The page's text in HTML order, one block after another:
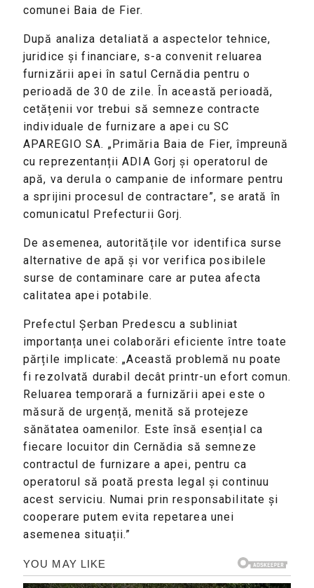
comunei Baia de Fier.
După analiza detaliată a aspectelor tehnice,
juridice și financiare, s-a convenit reluarea
furnizării apei în satul Cernădia pentru o
perioadă de 30 de zile. În această perioadă,
cetățenii vor trebui să semneze contracte
individuale de furnizare a apei cu SC
APAREGIO SA. „Primăria Baia de Fier, împreună
cu reprezentanții ADIA Gorj și operatorul de
apă, va derula o campanie de informare pentru
a sprijini procesul de contractare”, se arată în
comunicatul Prefecturii Gorj.
De asemenea, autoritățile vor identifica surse
alternative de apă și vor verifica posibilele
surse de contaminare care ar putea afecta
calitatea apei potabile.
Prefectul Șerban Predescu a subliniat
importanța unei colaborări eficiente între toate
părțile implicate: „Această problemă nu poate
fi rezolvată durabil decât printr-un efort comun.
Reluarea temporară a furnizării apei este o
măsură de urgență, menită să protejeze
sănătatea oamenilor. Este însă esențial ca
fiecare locuitor din Cernădia să semneze
contractul de furnizare a apei, pentru ca
operatorul să poată presta legal și continuu
acest serviciu. Numai prin responsabilitate și
cooperare putem evita repetarea unei
asemenea situații.”